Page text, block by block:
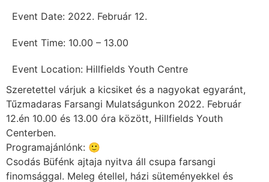
Event Date: 2022. Február 12.
Event Time: 10.00 – 13.00
Event Location: Hillfields Youth Centre
Szeretettel várjuk a kicsiket és a nagyokat egyaránt,
Tűzmadaras Farsangi Mulatságunkon 2022. Február
12.én 10.00 és 13.00 óra között, Hillfields Youth
Centerben.
Programajánlónk: 🙂
Csodás Büfénk ajtaja nyitva áll csupa farsangi
finomsággal. Meleg étellel, házi süteményekkel és